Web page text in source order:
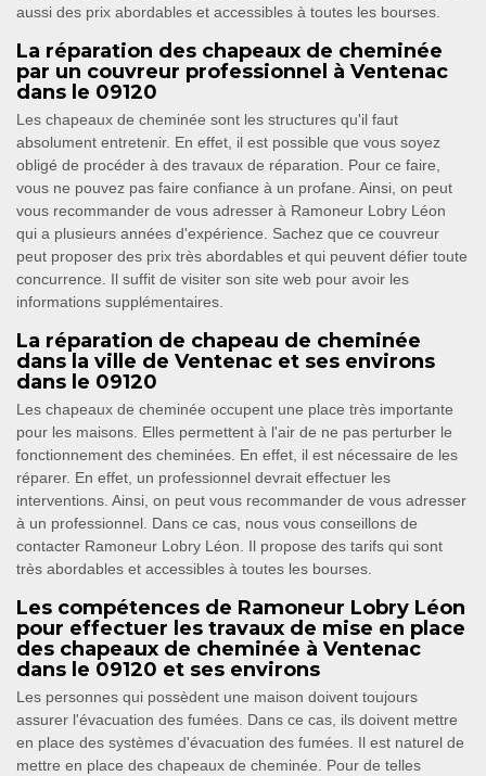
aussi des prix abordables et accessibles à toutes les bourses.
La réparation des chapeaux de cheminée
par un couvreur professionnel à Ventenac
dans le 09120
Les chapeaux de cheminée sont les structures qu'il faut
absolument entretenir. En effet, il est possible que vous soyez
obligé de procéder à des travaux de réparation. Pour ce faire,
vous ne pouvez pas faire confiance à un profane. Ainsi, on peut
vous recommander de vous adresser à Ramoneur Lobry Léon
qui a plusieurs années d'expérience. Sachez que ce couvreur
peut proposer des prix très abordables et qui peuvent défier toute
concurrence. Il suffit de visiter son site web pour avoir les
informations supplémentaires.
La réparation de chapeau de cheminée
dans la ville de Ventenac et ses environs
dans le 09120
Les chapeaux de cheminée occupent une place très importante
pour les maisons. Elles permettent à l'air de ne pas perturber le
fonctionnement des cheminées. En effet, il est nécessaire de les
réparer. En effet, un professionnel devrait effectuer les
interventions. Ainsi, on peut vous recommander de vous adresser
à un professionnel. Dans ce cas, nous vous conseillons de
contacter Ramoneur Lobry Léon. Il propose des tarifs qui sont
très abordables et accessibles à toutes les bourses.
Les compétences de Ramoneur Lobry Léon
pour effectuer les travaux de mise en place
des chapeaux de cheminée à Ventenac
dans le 09120 et ses environs
Les personnes qui possèdent une maison doivent toujours
assurer l'évacuation des fumées. Dans ce cas, ils doivent mettre
en place des systèmes d'évacuation des fumées. Il est naturel de
mettre en place des chapeaux de cheminée. Pour de telles